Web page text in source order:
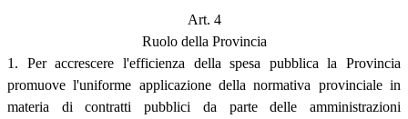
Art. 4
Ruolo della Provincia
1. Per accrescere l'efficienza della spesa pubblica la Provincia
promuove l'uniforme applicazione della normativa provinciale in
materia di contratti pubblici da parte delle amministrazioni